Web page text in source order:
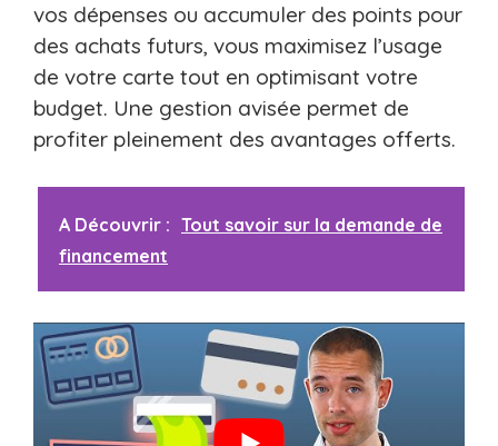
vos dépenses ou accumuler des points pour
des achats futurs, vous maximisez l’usage
de votre carte tout en optimisant votre
budget. Une gestion avisée permet de
profiter pleinement des avantages offerts.
A Découvrir : Tout savoir sur la demande de
financement